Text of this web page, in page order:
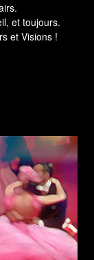
et toujours.
et Visions !